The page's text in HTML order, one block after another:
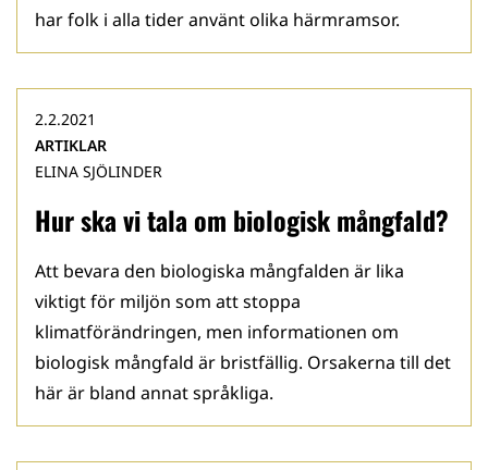
har folk i alla tider använt olika härmramsor.
Hur ska vi tala om biologisk mångfald?
2.2.2021
ARTIKLAR
ELINA SJÖLINDER
Att bevara den biologiska mångfalden är lika
viktigt för miljön som att stoppa
klimatförändringen, men informationen om
biologisk mångfald är bristfällig. Orsakerna till det
här är bland annat språkliga.